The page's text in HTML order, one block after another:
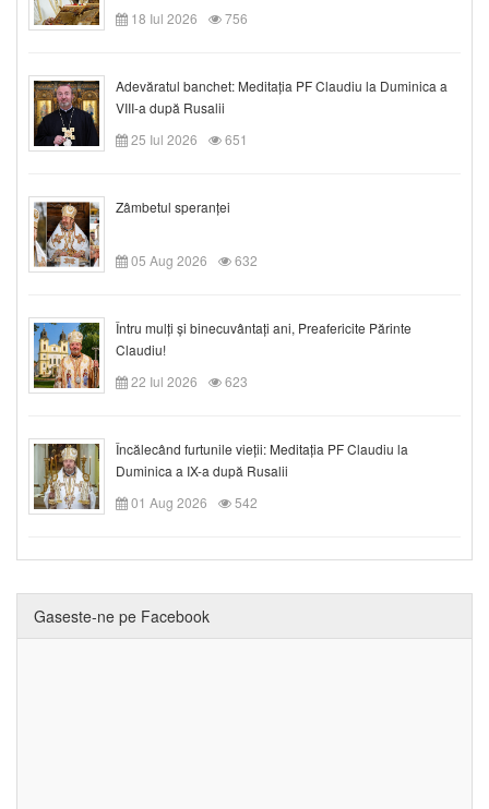
18 Iul 2026
756
Adevăratul banchet: Meditația PF Claudiu la Duminica a
VIII-a după Rusalii
25 Iul 2026
651
Zâmbetul speranței
05 Aug 2026 632
Întru mulți și binecuvântați ani, Preafericite Părinte
Claudiu!
22 Iul 2026
623
Încălecând furtunile vieții: Meditația PF Claudiu la
Duminica a IX-a după Rusalii
01 Aug 2026
542
Gaseste-ne pe Facebook